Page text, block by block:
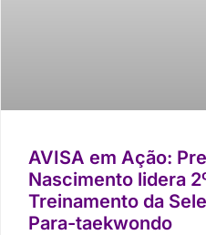
AVISA em Ação:
Nascimento lidera
Treinamento da
Para-taekwondo